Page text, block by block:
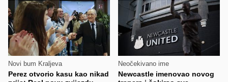
Novi bum Kraljeva
Perez otvorio kasu kao nikad
Neočekivano ime
Newcastle imenovao novog